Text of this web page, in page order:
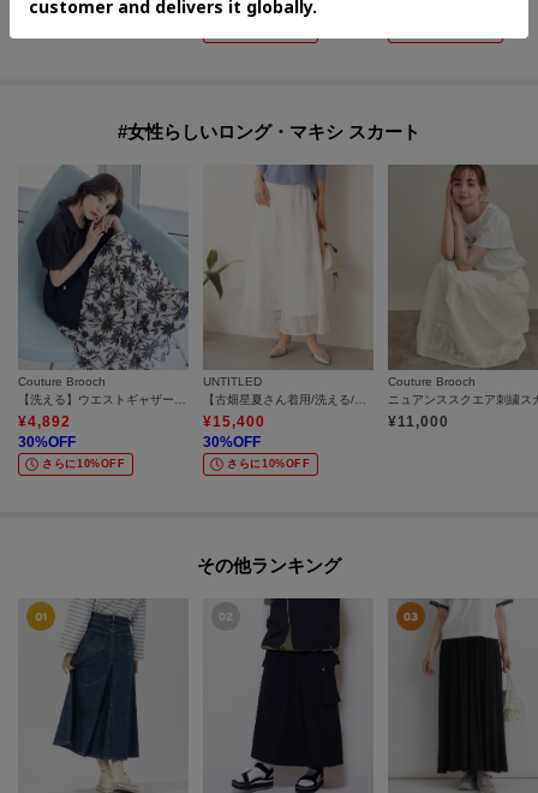
さらに5%OFF
40%OFF
#女性らしいロング・マキシ スカート
Couture Brooch
¥4,892
30%OFF
さらに10%OFF
UNTITLED
¥15,400
30%OFF
さらに10%OFF
Couture Brooch
¥11,000
その他ランキング